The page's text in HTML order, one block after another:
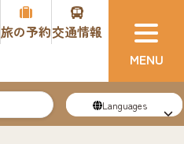
旅の予約交通情報
Languages